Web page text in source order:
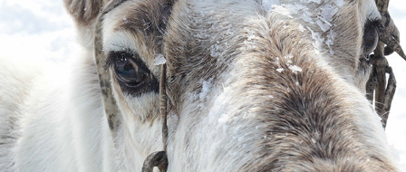
ДОБРО ПОЖАЛОВАТЬ!
2024